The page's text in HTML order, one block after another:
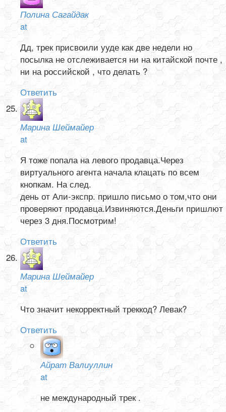
Полина Сагайдак
at
Дд, трек присвоили ууде как две недели но
посылка не отслеживается ни на китайской почте ,
ни на российской , что делать ?
Ответить
Марина Шеймайер
at
Я тоже попала на левого продавца.Через
виртуального агента начала клацать по всем
кнопкам. На след.
день от Али-экспр. пришло письмо о том,что они
проверяют продавца.Извиняются.Деньги пришлют
через 3 дня.Посмотрим!
Ответить
Марина Шеймайер
at
Что значит некорректный треккод? Левак?
Ответить
Айрат Валиуллин
at
не международный трек .